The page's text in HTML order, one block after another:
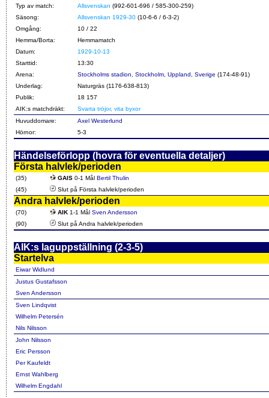
Typ av match:
Allsvenskan (992-601-696 / 585-300-259)
Säsong:
Allsvenskan 1929-30 (10-6-6 / 6-3-2)
Omgång:
10 / 22
Hemma/Borta:
Hemmamatch
Datum:
1929-10-13
Starttid:
13:30
Arena:
Stockholms stadion, Stockholm, Uppland, Sverige (174-48-91)
Underlag:
Naturgräs (1176-638-813)
Publik:
18 157
AIK:s matchdräkt:
Svarta tröjor, vita byxor
Huvuddomare:
Axel Westerlund
Hörnor:
5-3
Händelseförlopp (hovra för eventuella detaljer)
Första halvlek/perioden
(35) GAIS 0-1 Mål Bertil Thulin
(45)
Slut på Första halvlek/perioden
Andra halvlek/perioden
(70) AIK 1-1 Mål Sven Andersson
(90)
Slut på Andra halvlek/perioden
AIK:s laguppställning (2-3-5)
Startelva
Eiwar Widlund
Justus Gustafsson
Sven Andersson
Sven Lindqvist
Wilhelm Petersén
Nils Nilsson
John Nilsson
Eric Persson
Per Kaufeldt
Ernst Wahlberg
Wilhelm Engdahl